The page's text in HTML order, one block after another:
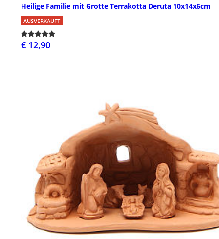
Heilige Familie mit Grotte Terrakotta Deruta 10x14x6cm
AUSVERKAUFT
€ 12,90